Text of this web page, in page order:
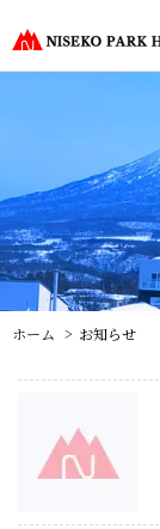
ホーム お知らせ